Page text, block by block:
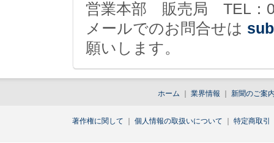
営業本部 販売局 TEL：
メールでのお問合せは
願いします。
ホーム 業界情報 新聞のご案
著作権に関して 個人情報の取扱いについて 特定商取引